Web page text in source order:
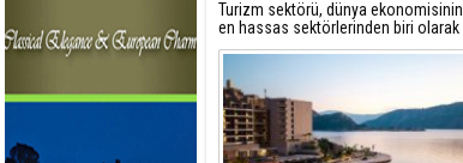
Turizm sektörü, dünya ekonomisinin
en hassas sektörlerinden biri olarak
görülür